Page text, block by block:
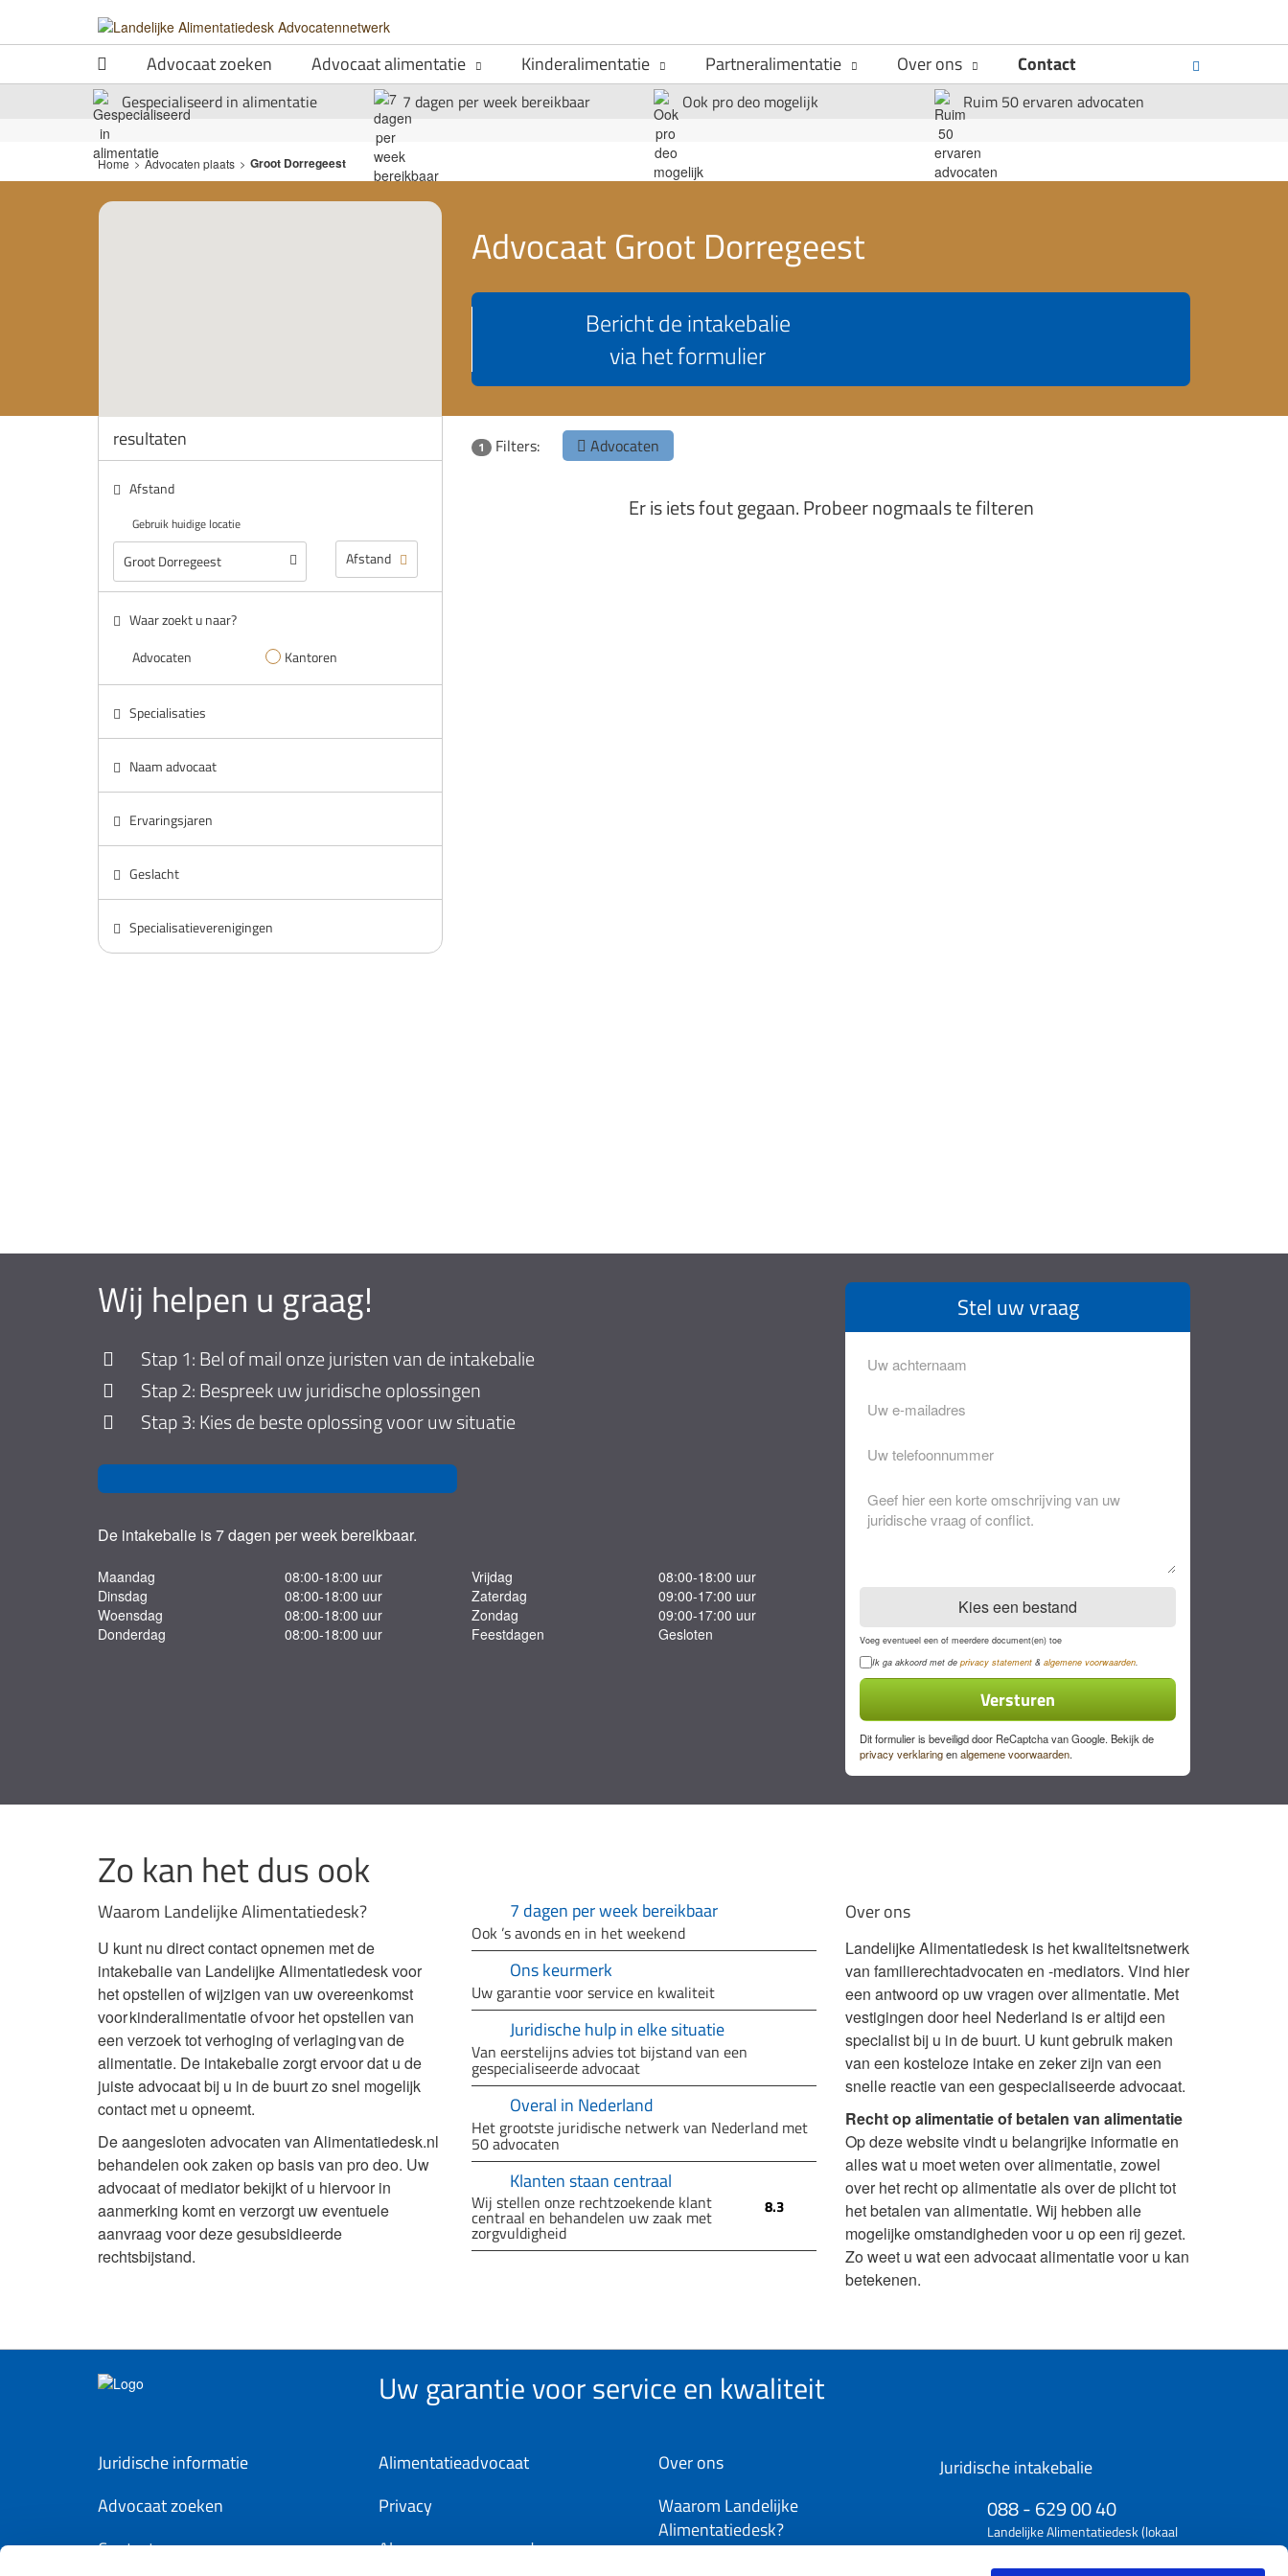
Advocaat zoeken Advocaat alimentatie Kinderalimentatie Partneralimentatie Over ons Contact
Gespecialiseerd in alimentatie 7 dagen per week bereikbaar Ook pro deo mogelijk Ruim 50 ervaren advocaten
Home > Advocaten plaats > Groot Dorregeest
Advocaat Groot Dorregeest
Bericht de intakebalie
via het formulier
resultaten
Afstand
Gebruik huidige locatie
Waar zoekt u naar?
Advocaten
Kantoren
Specialisaties
Naam advocaat
Ervaringsjaren
Geslacht
Specialisatieverenigingen
1 Filters: Advocaten
Er is iets fout gegaan. Probeer nogmaals te filteren
Wij helpen u graag!
Stap 1: Bel of mail onze juristen van de intakebalie
Stap 2: Bespreek uw juridische oplossingen
Stap 3: Kies de beste oplossing voor uw situatie
De intakebalie is 7 dagen per week bereikbaar.
Maandag
Dinsdag
Woensdag
Donderdag
08:00-18:00 uur
08:00-18:00 uur
08:00-18:00 uur
08:00-18:00 uur
Vrijdag
Zaterdag
Zondag
Feestdagen
08:00-18:00 uur
09:00-17:00 uur
09:00-17:00 uur
Gesloten
Stel uw vraag
Achternaam
Eventuele
opmerkingen
Kies een bestand
Voeg eventueel een of meerdere document(en) toe
Privacyverklaring
Ik ga akkoord met de privacy statement & algemene voorwaarden.
Dit formulier is beveiligd door ReCaptcha van Google. Bekijk de
privacy verklaringenalgemene voorwaarden.
Zo kan het dus ook
Waarom Landelijke Alimentatiedesk?
U kunt nu direct contact opnemen met de
intakebalie van Landelijke Alimentatiedesk voor
het opstellen of wijzigen van uw overeenkomst
voor kinderalimentatie of voor het opstellen van
een verzoek tot verhoging of verlaging van de
alimentatie. De intakebalie zorgt ervoor dat u de
juiste advocaat bij u in de buurt zo snel mogelijk
contact met u opneemt.
De aangesloten advocaten van Alimentatiedesk.nl
behandelen ook zaken op basis van pro deo. Uw
advocaat of mediator bekijkt of u hiervoor in
aanmerking komt en verzorgt uw eventuele
aanvraag voor deze gesubsidieerde
rechtsbijstand.
7 dagen per week bereikbaar
Ook ’s avonds en in het weekend
Ons keurmerk
Uw garantie voor service en kwaliteit
Juridische hulp in elke situatie
Van eerstelijns advies tot bijstand van een
gespecialiseerde advocaat
Overal in Nederland
Het grootste juridische netwerk van Nederland met
50 advocaten
Klanten staan centraal
Wij stellen onze rechtzoekende klant
centraal en behandelen uw zaak met
zorgvuldigheid
8.3
Over ons
Landelijke Alimentatiedesk is het kwaliteitsnetwerk
van familierechtadvocaten en -mediators. Vind hier
een antwoord op uw vragen over alimentatie. Met
vestigingen door heel Nederland is er altijd een
specialist bij u in de buurt. U kunt gebruik maken
van een kosteloze intake en zeker zijn van een
snelle reactie van een gespecialiseerde advocaat.
Recht op alimentatie of betalen van alimentatie
Op deze website vindt u belangrijke informatie en
alles wat u moet weten over alimentatie, zowel
over het recht op alimentatie als over de plicht tot
het betalen van alimentatie. Wij hebben alle
mogelijke omstandigheden voor u op een rij gezet.
Zo weet u wat een advocaat alimentatie voor u kan
betekenen.
Uw garantie voor service en kwaliteit
Juridische informatie
Advocaat zoeken
Contact
Alimentatieadvocaat
Privacy
Algemene voorwaarden
Over ons
Waarom Landelijke
Alimentatiedesk?
Juridische intakebalie
088 - 629 00 40
Landelijke Alimentatiedesk (lokaal
tarief)